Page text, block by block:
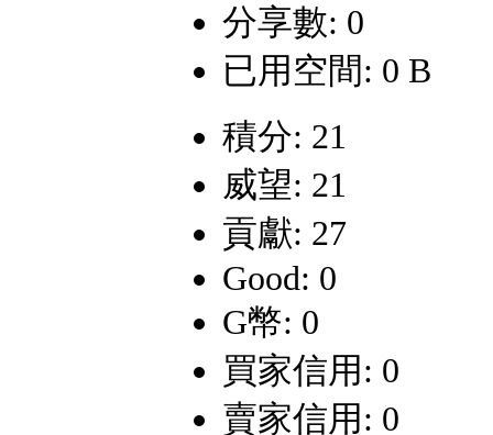
分享數: 0
已用空間: 0 B
積分: 21
威望: 21
貢獻: 27
Good: 0
G幣: 0
買家信用: 0
賣家信用: 0